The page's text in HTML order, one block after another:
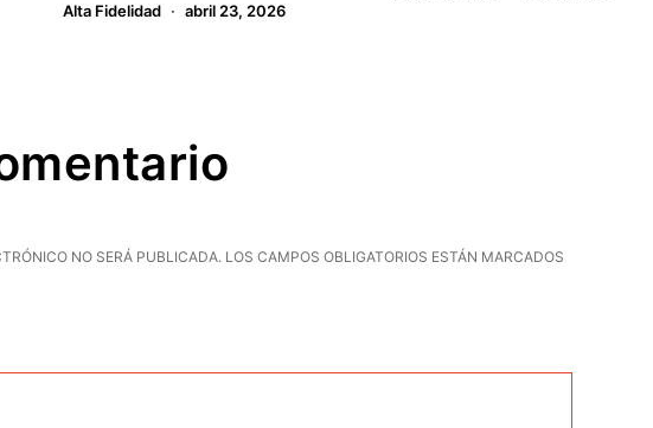
Alta Fidelidad abril 23, 2026
NO SERÁ PUBLICADA. LOS CAMPOS OBLIGATORIOS ESTÁN MARCADOS